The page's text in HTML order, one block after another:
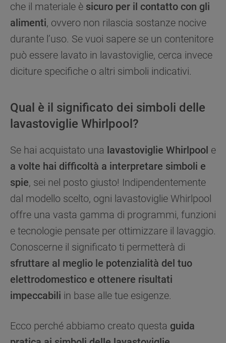
che il materiale è sicuro per il contatto con gli
alimenti, ovvero non rilascia sostanze nocive
durante l’uso. Se vuoi sapere se un contenitore
può essere lavato in lavastoviglie, cerca invece
diciture specifiche o altri simboli indicativi.
Qual è il significato dei simboli delle
lavastoviglie Whirlpool?
Se hai acquistato una lavastoviglie Whirlpool e
a volte hai difficoltà a interpretare simboli e
spie, sei nel posto giusto! Indipendentemente
dal modello scelto, ogni lavastoviglie Whirlpool
offre una vasta gamma di programmi, funzioni
e tecnologie pensate per ottimizzare il lavaggio.
Conoscerne il significato ti permetterà di
sfruttare al meglio le potenzialità del tuo
elettrodomestico e ottenere risultati
impeccabili in base alle tue esigenze.
Ecco perché abbiamo creato questa guida